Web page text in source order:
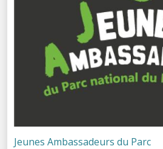
Jeunes Ambassadeurs du Parc